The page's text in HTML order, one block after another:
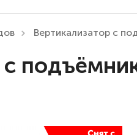
Вертикализатор с
с